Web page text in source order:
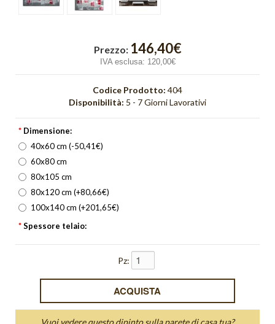
Orizzonte
Orologi
Pieghe
Quadri Bagliore
Quiete
Prezzo: 146,40€
IVA esclusa: 120,00€
Codice Prodotto: 404
Disponibilità: 5 - 7 Giorni Lavorativi
* Dimensione:
40x60 cm (-50,41€)
60x80 cm
80x105 cm
80x120 cm (+80,66€)
100x140 cm (+201,65€)
*Spessore telaio:
Pz:
Vuoi vedere questo dipinto sulla parete di casa tua?